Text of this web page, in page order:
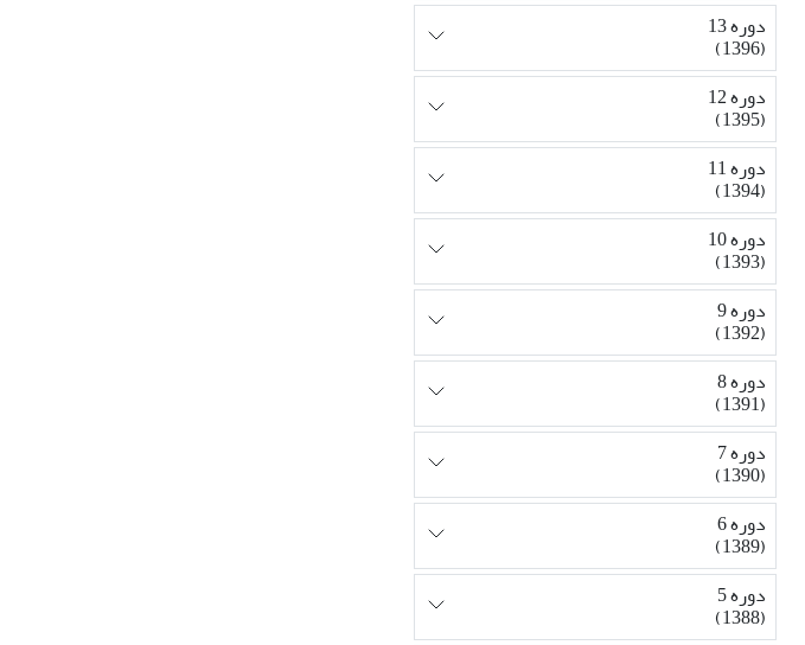
دوره 13
(1396)
دوره 12
(1395)
دوره 11
(1394)
دوره 10
(1393)
دوره 9
(1392)
دوره 8
(1391)
دوره 7
(1390)
دوره 6
(1389)
دوره 5
(1388)